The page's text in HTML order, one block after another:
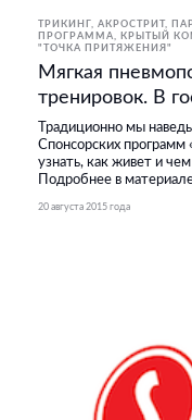
ТРИКИНГ, АКРОСТРИТ,
ПРОГРАММА
КРЫТЫЙ
"ТОЧКА ПРИТЯЖЕНИЯ"
Мягкая
тренировок. В
Традиционно мы
Спонсорских
узнать, как живет и
Подробнее в
20 августа 2015 года